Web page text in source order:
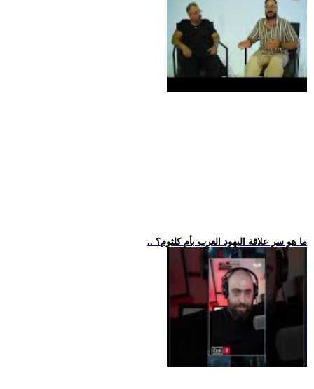
.. ما هو سر علاقة اليهود العرب بأم كلثوم؟